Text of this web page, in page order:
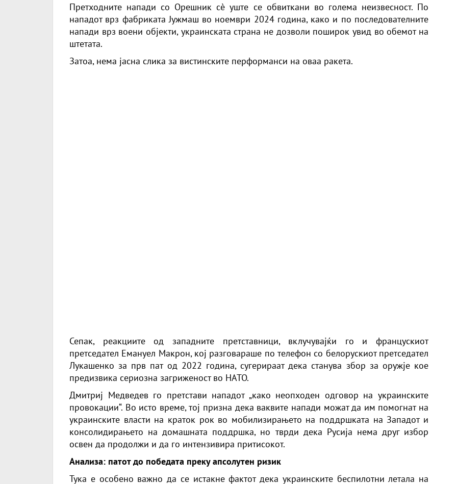
Претходните напади со Орешник сè уште се обвиткани во голема неизвесност. По
нападот врз фабриката Јужмаш во ноември 2024 година, како и по последователните
напади врз воени објекти, украинската страна не дозволи поширок увид во обемот на
штетата.
Затоа, нема јасна слика за вистинските перформанси на оваа ракета.
Сепак, реакциите од западните претставници, вклучувајќи го и францускиот
претседател Емануел Макрон, кој разговараше по телефон со белорускиот претседател
Лукашенко за прв пат од 2022 година, сугерираат дека станува збор за оружје кое
предизвика сериозна загриженост во НАТО.
Дмитриј Медведев го претстави нападот „како неопходен одговор на украинските
провокации“. Во исто време, тој призна дека ваквите напади можат да им помогнат на
украинските власти на краток рок во мобилизирањето на поддршката на Западот и
консолидирањето на домашната поддршка, но тврди дека Русија нема друг избор
освен да продолжи и да го интензивира притисокот.
Анализа: патот до победата преку апсолутен ризик
Тука е особено важно да се истакне фактот дека украинските беспилотни летала на